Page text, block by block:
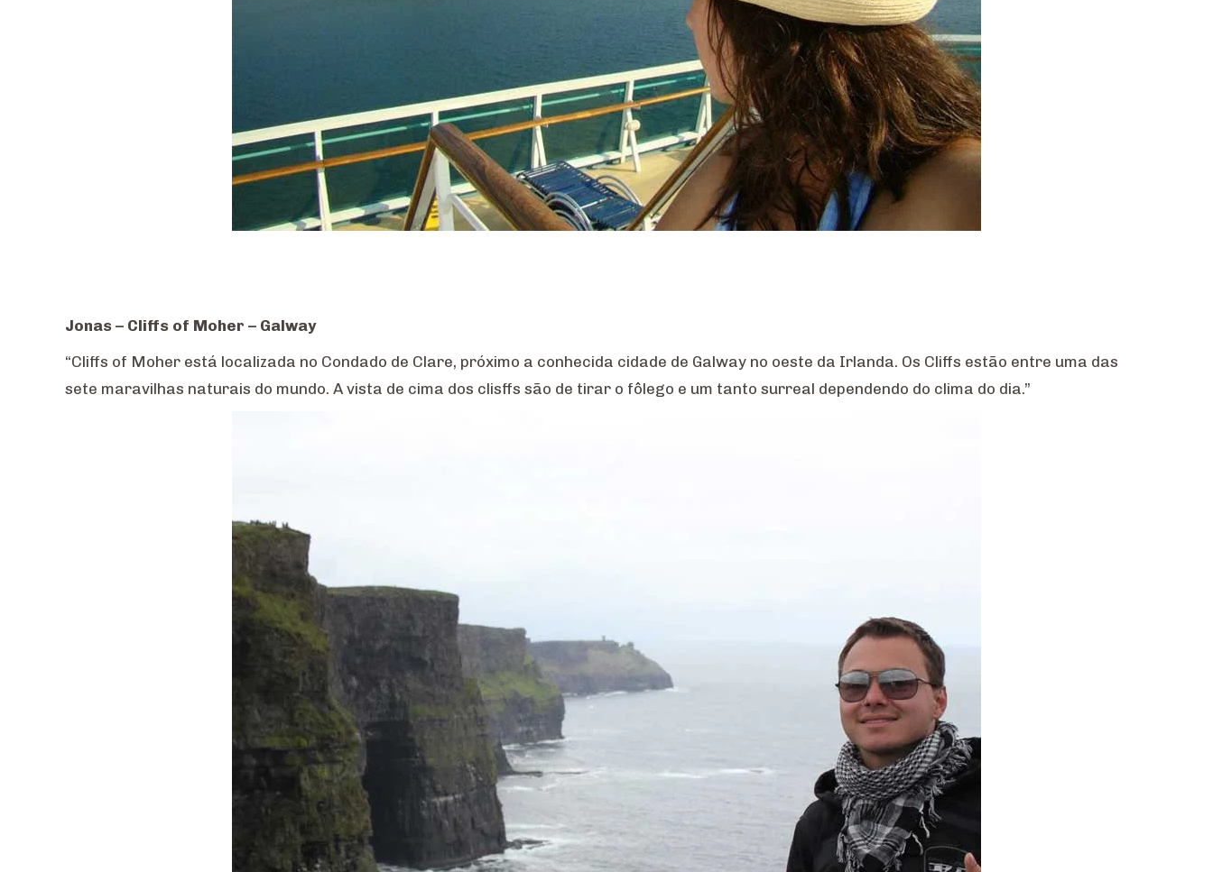
Jonas – Cliffs of Moher – Galway
“Cliffs of Moher está localizada no Condado de Clare, próximo a conhecida cidade de Galway no oeste da Irlanda. Os Cliffs estão entre uma das
sete maravilhas naturais do mundo. A vista de cima dos clisffs são de tirar o fôlego e um tanto surreal dependendo do clima do dia.”